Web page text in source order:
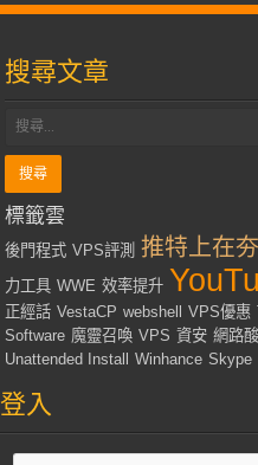
搜尋文章
標籤雲
後門程式 VPS評測 推特上在
力工具 WWE 效率提升
正經話 VestaCP webshell VPS優惠
Software 魔靈召喚 VPS 資安 網路
Unattended Install
Winhance Skype
登入